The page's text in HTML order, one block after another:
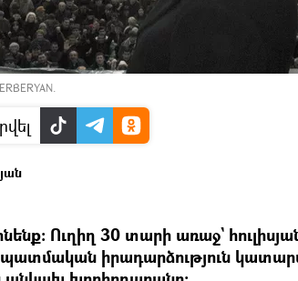
Ուղիղ 30 տարի առաջ`
իրադարձություն